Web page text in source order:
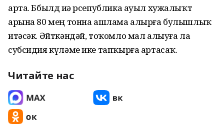
арта. Ббылд иһә рсепублика ауыл хужалыҡт
арына 80 мең тонна ашлама алырға булышлыҡ
итәсәк. Әйткәндәй, тоҡомло мал алыуға ла
субсидия күләме ике тапҡырға артасаҡ.
Читайте нас